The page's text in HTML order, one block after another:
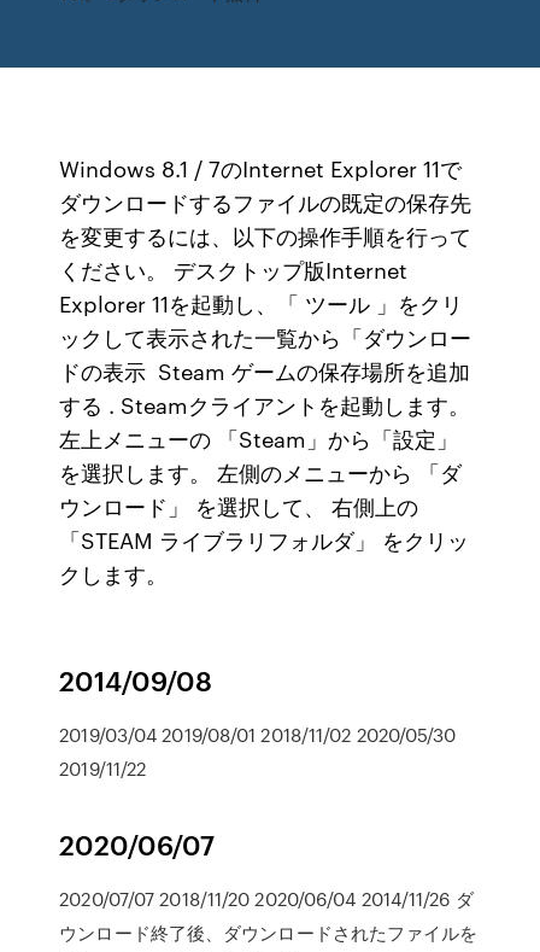
Windows 8.1 / 7のInternet Explorer 11で
ダウンロードするファイルの既定の保存先
を変更するには、以下の操作手順を行って
ください。 デスクトップ版Internet
Explorer 11を起動し、「 ツール 」をクリ
ックして表示された一覧から「ダウンロー
ドの表示 Steam ゲームの保存場所を追加
する . Steamクライアントを起動します。
左上メニューの 「Steam」から「設定」
を選択します。 左側のメニューから 「ダ
ウンロード」 を選択して、 右側上の
「STEAM ライブラリフォルダ」 をクリッ
クします。
2014/09/08
2019/03/04 2019/08/01 2018/11/02 2020/05/30
2019/11/22
2020/06/07
2020/07/07 2018/11/20 2020/06/04 2014/11/26 ダ
ウンロード終了後、ダウンロードされたファイルを